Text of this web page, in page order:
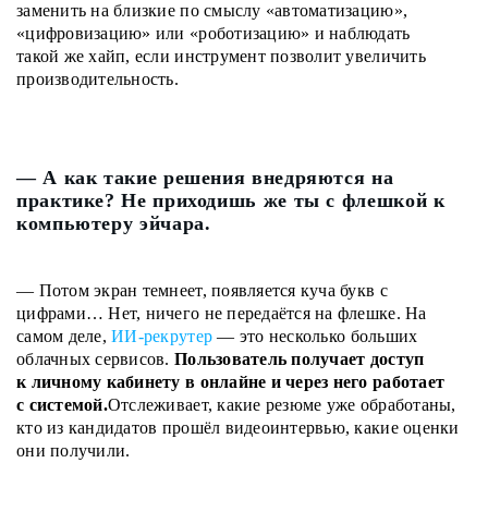
заменить на близкие по смыслу «автоматизацию»,
«цифровизацию» или «роботизацию» и наблюдать
такой же хайп, если инструмент позволит увеличить
производительность.
— А как такие решения внедряются на
практике? Не приходишь же ты с флешкой к
компьютеру эйчара.
— Потом экран темнеет, появляется куча букв с
цифрами… Нет, ничего не передаётся на флешке. На
самом деле,ИИ-рекрутер — это несколько больших
облачных сервисов. Пользователь получает доступ
к личному кабинету в онлайне и через него работает
с системой.Отслеживает, какие резюме уже обработаны,
кто из кандидатов прошёл видеоинтервью, какие оценки
они получили.